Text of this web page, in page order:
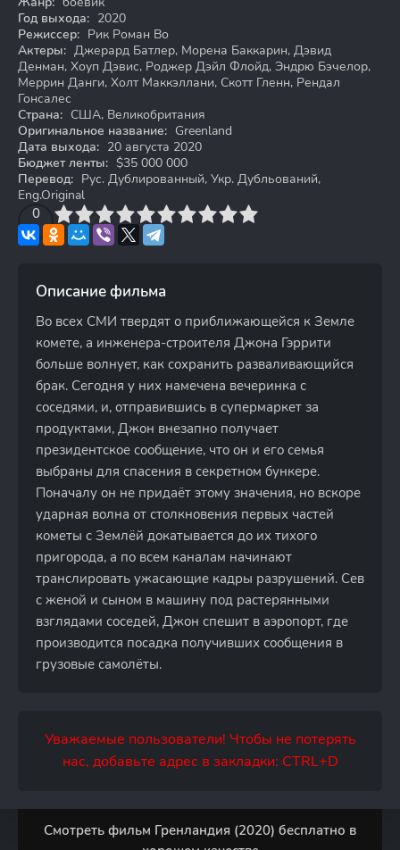
Год выхода: 2020
Режиссер: Рик Роман Во
Актеры: Джерард Батлер, Морена Баккарин, Дэвид
Денман, Хоуп Дэвис, Роджер Дэйл Флойд, Эндрю Бэчелор,
Меррин Данги, Холт Маккэллани, Скотт Гленн, Рендал
Гонсалес
Страна: США, Великобритания
Оригинальное название: Greenland
Дата выхода: 20 августа 2020
Бюджет ленты: $35 000 000
Перевод: Рус. Дублированный, Укр. Дубльований,
Eng.Original
0
4 6 7 8 9 10
Описание фильма
Во всех СМИ твердят о приближающейся к Земле
комете, а инженера-строителя Джона Гэррити
больше волнует, как сохранить разваливающийся
брак. Сегодня у них намечена вечеринка с
соседями, и, отправившись в супермаркет за
продуктами, Джон внезапно получает
президентское сообщение, что он и его семья
выбраны для спасения в секретном бункере.
Поначалу он не придаёт этому значения, но вскоре
ударная волна от столкновения первых частей
кометы с Землёй докатывается до их тихого
пригорода, а по всем каналам начинают
транслировать ужасающие кадры разрушений. Сев
с женой и сыном в машину под растерянными
взглядами соседей, Джон спешит в аэропорт, где
производится посадка получивших сообщения в
грузовые самолёты.
Уважаемые пользователи! Чтобы не потерять
нас, добавьте адрес в закладки: CTRL+D
Смотреть фильм Гренландия (2020) бесплатно в